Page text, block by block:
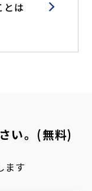
とは
い。(無料)
ます